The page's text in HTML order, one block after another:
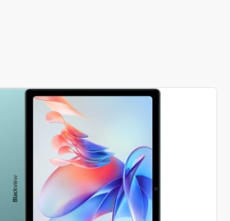
страницах интернет-магазина
лучшее, что есть на рынке
время и деньги
услуги